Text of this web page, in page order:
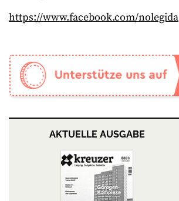
https://www.facebook.com/nolegida
AKTUELLE AUSGABE